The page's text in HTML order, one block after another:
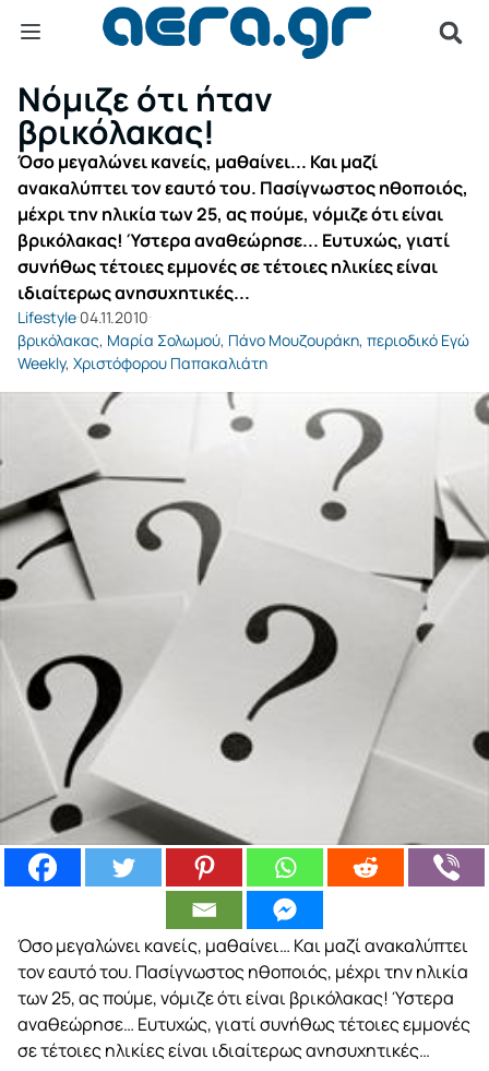
Νόμιζε ότι ήταν
βρικόλακας!
Όσο μεγαλώνει κανείς, μαθαίνει... Και μαζί
ανακαλύπτει τον εαυτό του. Πασίγνωστος ηθοποιός,
μέχρι την ηλικία των 25, ας πούμε, νόμιζε ότι είναι
βρικόλακας! Ύστερα αναθεώρησε... Ευτυχώς, γιατί
συνήθως τέτοιες εμμονές σε τέτοιες ηλικίες είναι
ιδιαίτερως ανησυχητικές...
Lifestyle 04.11.2010
βρικόλακας, Μαρία Σολωμού, Πάνο Μουζουράκη, περιοδικό Εγώ
Weekly, Χριστόφορου Παπακαλιάτη
Όσο μεγαλώνει κανείς, μαθαίνει… Και μαζί ανακαλύπτει
τον εαυτό του. Πασίγνωστος ηθοποιός, μέχρι την ηλικία
των 25, ας πούμε, νόμιζε ότι είναι βρικόλακας! Ύστερα
αναθεώρησε… Ευτυχώς, γιατί συνήθως τέτοιες εμμονές
σε τέτοιες ηλικίες είναι ιδιαίτερως ανησυχητικές…